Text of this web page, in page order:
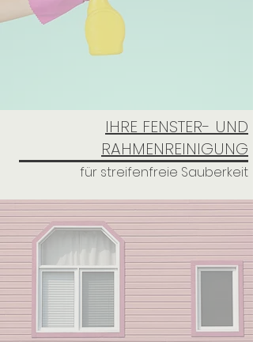
IHRE FENSTER- UND
RAHMENREINIGUNG
für streifenfreie Sauberkeit